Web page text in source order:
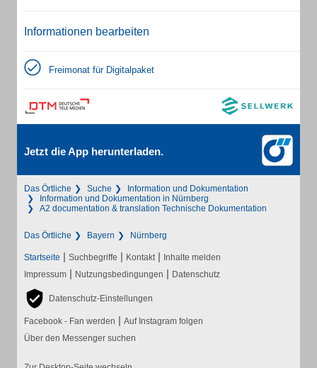
Informationen bearbeiten
Freimonat für Digitalpaket
Jetzt die App herunterladen.
Das Örtliche Suche
Information und Dokumentation
Information und Dokumentation in Nürnberg
A2 documentation & translation Technische Dokumentation
Das Örtliche Bayern Nürnberg
Startseite | Suchbegriffe | Kontakt | Inhalte melden
Impressum | Nutzungsbedingungen | Datenschutz
Datenschutz-Einstellungen
Facebook - Fan werden | Auf Instagram folgen
Über den Messenger suchen